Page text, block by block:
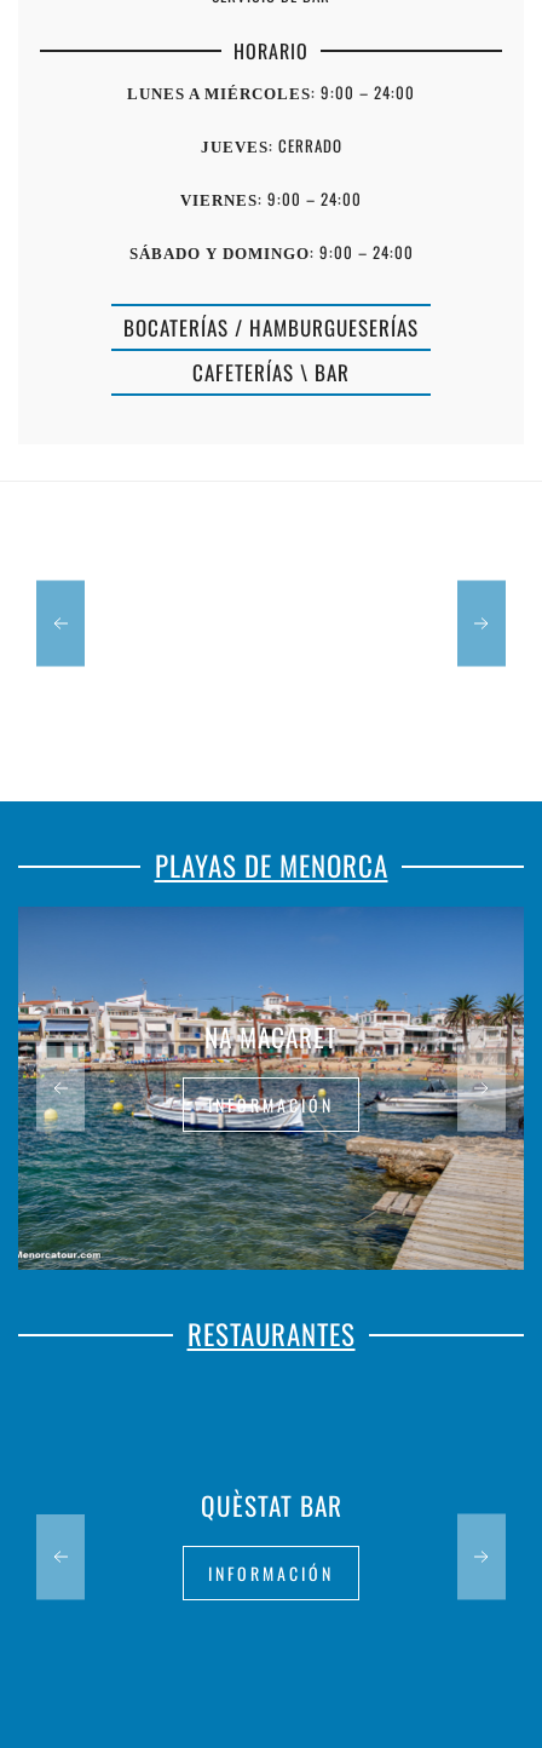
HORARIO
LUNES A MIÉRCOLES: 9:00 – 24:00
JUEVES: CERRADO
VIERNES: 9:00 – 24:00
SÁBADO Y DOMINGO: 9:00 – 24:00
BOCATERÍAS / HAMBURGUESERÍAS
CAFETERÍAS \ BAR
CLUB
PLAYAS DE MENORCA
NA MACARET
INFORMACIÓN
RESTAURANTES
QUÈSTAT BAR
INFORMACIÓN